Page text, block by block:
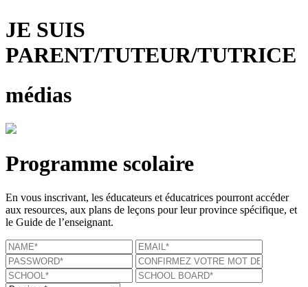
JE SUIS
PARENT/TUTEUR/TUTRICE
médias
Programme scolaire
En vous inscrivant, les éducateurs et éducatrices pourront accéder
aux resources, aux plans de leçons pour leur province spécifique, et
le Guide de l’enseignant.